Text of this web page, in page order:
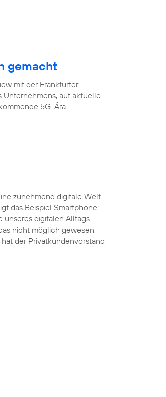
gemacht
mit der Frankfurter
auf aktuelle
5G-Ära.
zunehmend digitale Welt.
das Beispiel Smartphone:
digitalen Alltags.
nicht möglich gewesen,
der Privatkundenvorstand